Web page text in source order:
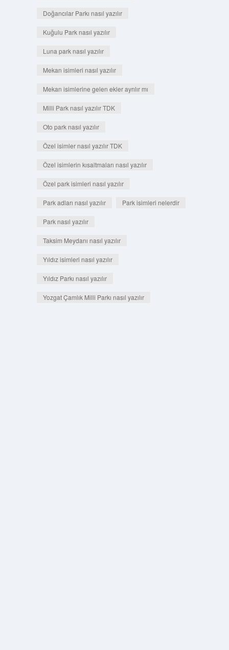
Doğancılar Parkı nasıl yazılır
Kuğulu Park nasıl yazılır
Luna park nasıl yazılır
Mekan isimleri nasıl yazılır
Mekan isimlerine gelen ekler ayrılır mı
Milli Park nasıl yazılır TDK
Oto park nasıl yazılır
Özel isimler nasıl yazılır TDK
Özel isimlerin kısaltmaları nasıl yazılır
Özel park isimleri nasıl yazılır
Park adları nasıl yazılır Park isimleri nelerdir
Park nasıl yazılır
Taksim Meydanı nasıl yazılır
Yıldız isimleri nasıl yazılır
Yıldız Parkı nasıl yazılır
Yozgat Çamlık Milli Parkı nasıl yazılır